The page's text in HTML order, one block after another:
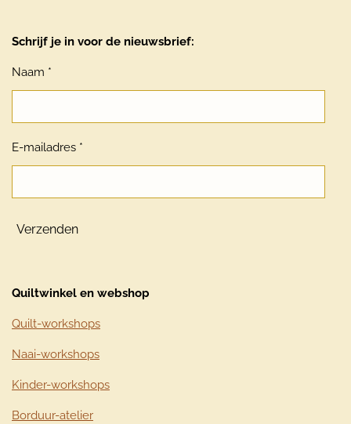
Schrijf je in voor de nieuwsbrief:
Naam *
E-mailadres *
Verzenden
Quiltwinkel en webshop
Quilt-workshops
Naai-workshops
Kinder-workshops
Borduur-atelier